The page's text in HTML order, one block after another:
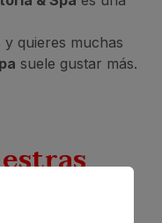
quieres muchas
suele gustar más.